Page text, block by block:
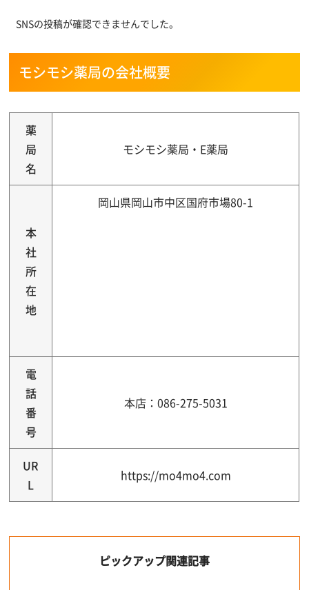
SNSの投稿が確認できませんでした。
モシモシ薬局の会社概要
薬
局
名
モシモシ薬局・E薬局
本
社
所
在
地
岡山県岡山市中区国府市場80-1
電
話
番
号
本店：086-275-5031
UR
L
https://mo4mo4.com
ピックアップ関連記事